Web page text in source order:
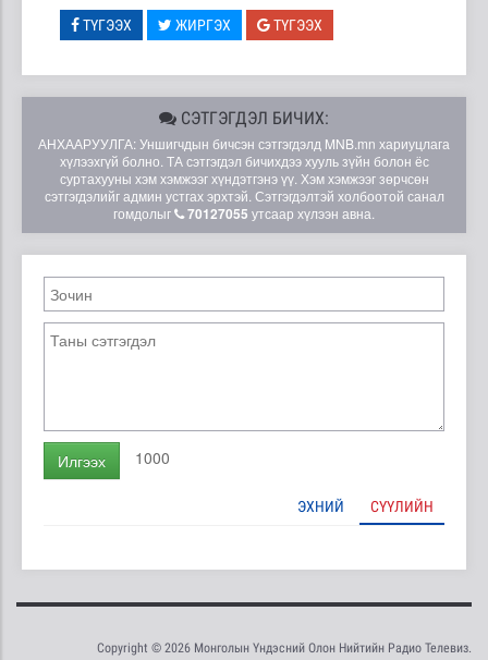
ТҮГЭЭХ ЖИРГЭХ ТҮГЭЭХ
СЭТГЭГДЭЛ БИЧИХ:
АНХААРУУЛГА: Уншигчдын бичсэн сэтгэгдэлд MNB.mn хариуцлага
хүлээхгүй болно. ТА сэтгэгдэл бичихдээ хууль зүйн болон ёс
суртахууны хэм хэмжээг хүндэтгэнэ үү. Хэм хэмжээг зөрчсөн
сэтгэгдэлийг админ устгах эрхтэй. Сэтгэгдэлтэй холбоотой санал
гомдолыг
70127055 утсаар хүлээн авна.
Илгээх 1000
ЭХНИЙ СҮҮЛИЙН
Copyright © 2026 Монголын Үндэсний Олон Нийтийн Радио Телевиз.